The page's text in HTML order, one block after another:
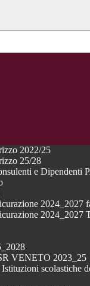
2022/25
25/28
e Dipendenti
2024_2027
2024_2027
VENETO 2023_25
scolastiche